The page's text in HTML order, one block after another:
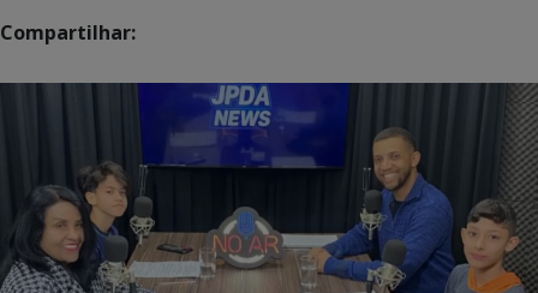
Compartilhar: